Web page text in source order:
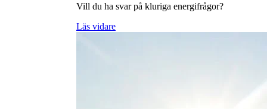
Vill du ha svar på kluriga energifrågor?
Läs vidare